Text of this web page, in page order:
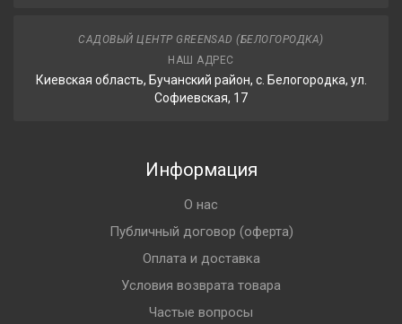
САДОВЫЙ ЦЕНТР GREENSAD (БЕЛОГОРОДКА)
НАШ АДРЕС
Киевская область, Бучанский район, с. Белогородка, ул.
Софиевская, 17
Информация
О нас
Публичный договор (оферта)
Оплата и доставка
Условия возврата товара
Частые вопросы